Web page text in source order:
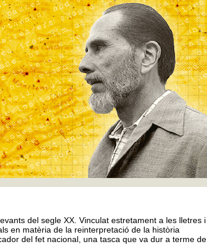
del segle XX. Vinculat estretament a les lletres i
en matèria de la reinterpretació de la història
del fet nacional, una tasca que va dur a terme de